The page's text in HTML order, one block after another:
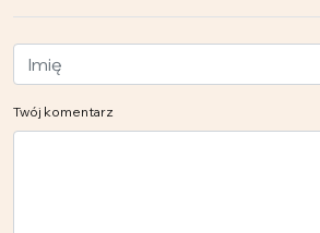
Twój komentarz